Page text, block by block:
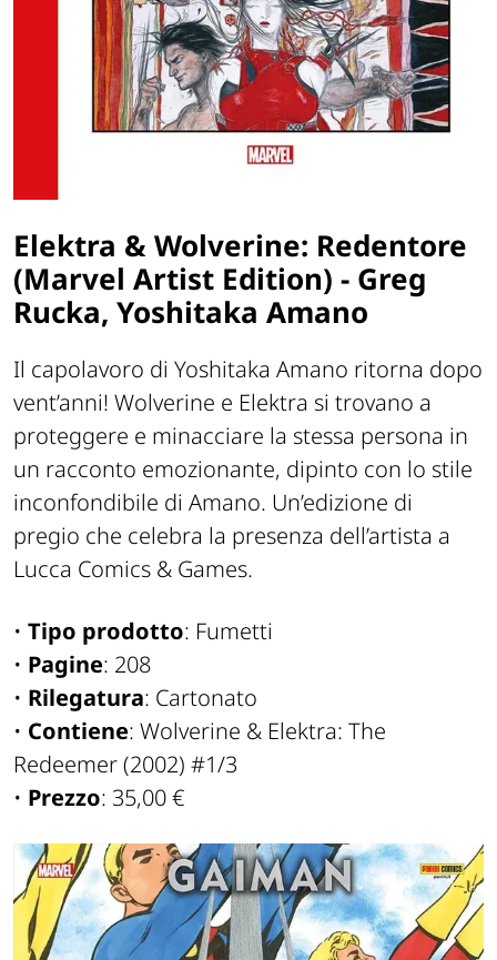
Elektra & Wolverine: Redentore
(Marvel Artist Edition) - Greg
Rucka, Yoshitaka Amano
Il capolavoro di Yoshitaka Amano ritorna dopo
vent’anni! Wolverine e Elektra si trovano a
proteggere e minacciare la stessa persona in
un racconto emozionante, dipinto con lo stile
inconfondibile di Amano. Un’edizione di
pregio che celebra la presenza dell’artista a
Lucca Comics & Games.
• Tipo prodotto: Fumetti
• Pagine: 208
• Rilegatura: Cartonato
• Contiene: Wolverine & Elektra: The
Redeemer (2002) #1/3
• Prezzo: 35,00 €